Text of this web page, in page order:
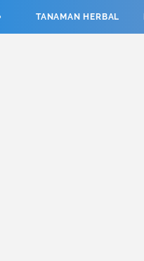
TANAMAN HERBAL